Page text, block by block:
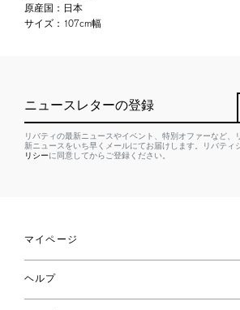
原産国 ： 日本
サイズ ： 107cm幅
ニュースレターの登録
リバティの最新ニュースやイベント、特別オファーなど、
新ニュースをいち早くメールにてお届けします。リバティ
リシーに同意してからご登録ください。
マイページ
ロイヤリティプログラム
パスワード再設定
ヘルプ